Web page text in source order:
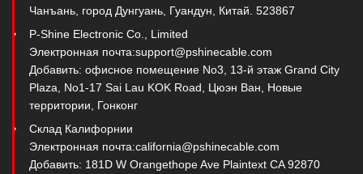
Чанъань, город Дунгуань, Гуандун, Китай. 523867
P-Shine Electronic Co., Limited
Электронная почта:support@pshinecable.com
Добавить: офисное помещение No3, 13-й этаж Grand City
Plaza, No1-17 Sai Lau KOK Road, Цюэн Ван, Новые
территории, Гонконг
Склад Калифорнии
Электронная почта:california@pshinecable.com
Добавить: 181D W Orangethope Ave Plaintext CA 92870